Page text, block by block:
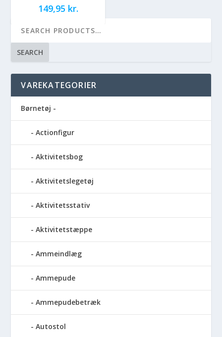
149,95 kr.
SEARCH
VAREKATEGORIER
Børnetøj -
Actionfigur
Aktivitetsbog
Aktivitetslegetøj
Aktivitetsstativ
Aktivitetstæppe
Ammeindlæg
Ammepude
Ammepudebetræk
Autostol